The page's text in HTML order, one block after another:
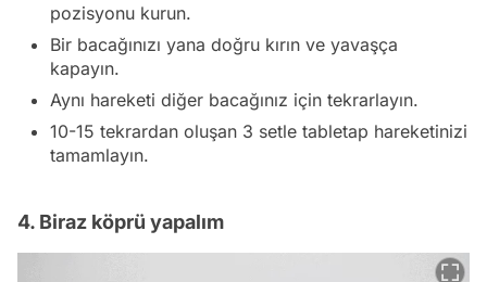
pozisyonu kurun.
Bir bacağınızı yana doğru kırın ve yavaşça
kapayın.
Aynı hareketi diğer bacağınız için tekrarlayın.
10-15 tekrardan oluşan 3 setle tabletap hareketinizi
tamamlayın.
4. Biraz köprü yapalım